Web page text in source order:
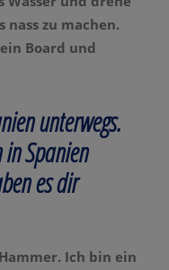
nass zu machen.
Board und
unterwegs.
Spanien
es dir
Ich bin ein